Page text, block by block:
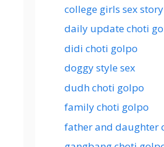
college girls sex story
daily update choti
didi choti golpo
doggy style sex
dudh choti golpo
family choti golpo
father and daughter